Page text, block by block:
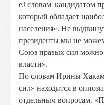
еЈ словам, кандидатом
который обладает
населения». Не
президенты мы не
Союз правых сил можно
власти».
По словам Ирины
сил» находится в
отдельным вопросам.